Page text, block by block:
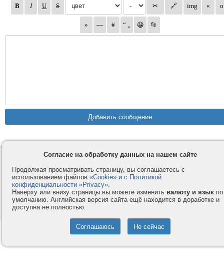
Контакты
Компания
Privacy и Cookie
Правила и условия
Услуги
Как оплатить
Форумы
© 2008-2026VMESTE.EU
Согласие на обработку данных на нашем сайте
Продолжая просматривать страницу, вы соглашаетесь с
использованием файлов «Cookie» и с Политикой
конфиденциальности «Privacy».
Наверху или внизу страницы вы можете изменить валюту и язык по
умолчанию. Английская версия сайта ещё находится в доработке и
доступна не полностью.